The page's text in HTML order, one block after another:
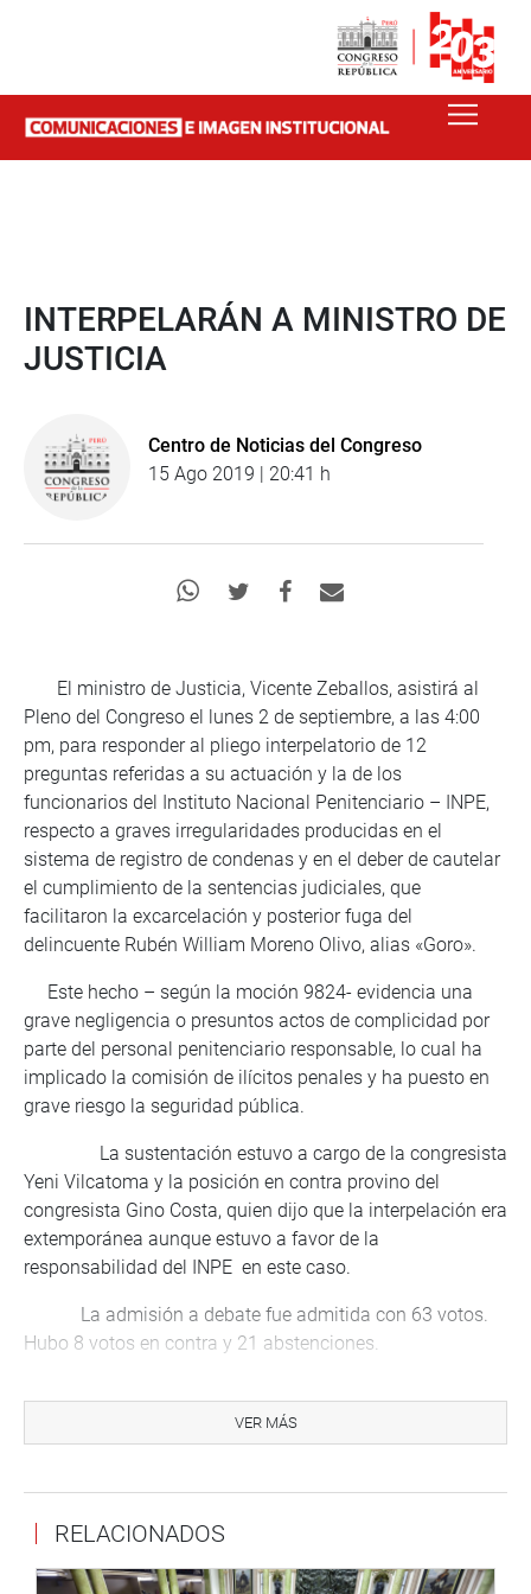
INTERPELARÁN A MINISTRO DE
JUSTICIA
Centro de Noticias del Congreso
15 Ago 2019 | 20:41 h
El ministro de Justicia, Vicente Zeballos, asistirá al
Pleno del Congreso el lunes 2 de septiembre, a las 4:00
pm, para responder al pliego interpelatorio de 12
preguntas referidas a su actuación y la de los
funcionarios del Instituto Nacional Penitenciario – INPE,
respecto a graves irregularidades producidas en el
sistema de registro de condenas y en el deber de cautelar
el cumplimiento de la sentencias judiciales, que
facilitaron la excarcelación y posterior fuga del
delincuente Rubén William Moreno Olivo, alias «Goro».
Este hecho – según la moción 9824- evidencia una
grave negligencia o presuntos actos de complicidad por
parte del personal penitenciario responsable, lo cual ha
implicado la comisión de ilícitos penales y ha puesto en
grave riesgo la seguridad pública.
La sustentación estuvo a cargo de la congresista
Yeni Vilcatoma y la posición en contra provino del
congresista Gino Costa, quien dijo que la interpelación era
extemporánea aunque estuvo a favor de la
responsabilidad del INPE en este caso.
La admisión a debate fue admitida con 63 votos.
Hubo 8 votos en contra y 21 abstenciones.
De otro lado, al haberse aprobado la
la presencia del ministro de Energía y Minas, Francisco
Ísmodes, para responder al pliego interpelatorio de la
moción 9799, se desechó su asistencia programada para
el miércoles 21 de este mes.
VER MÁS
RELACIONADOS